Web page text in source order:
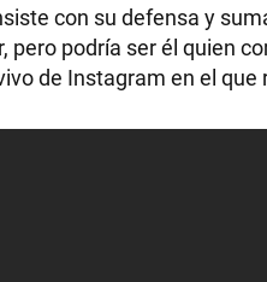
con su defensa y
podría ser él quien
de Instagram en el